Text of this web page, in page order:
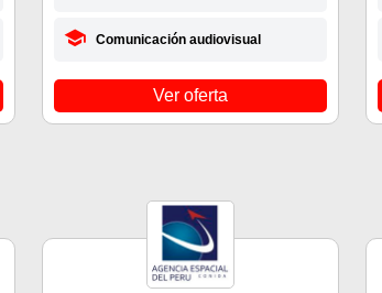
Comunicación audiovisual
Ver oferta